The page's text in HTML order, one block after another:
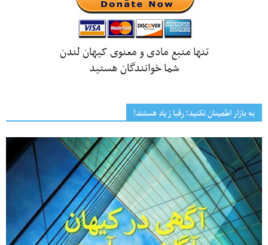
تنها منبع مادی و معنوی کیهان لندن
شما خوانندگان هستید
به بازار اطمینان نکنید؛ رقبا زیاد هستند!